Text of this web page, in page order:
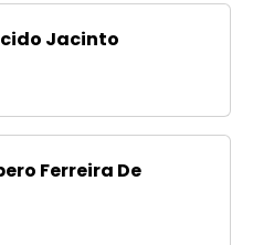
Jacinto
Ferreira De